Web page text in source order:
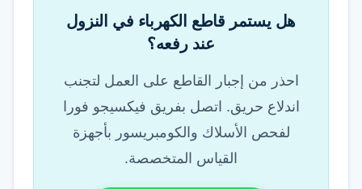
هل يستمر قاطع الكهرباء في النزول
عند رفعه؟
احذر من إجبار القاطع على العمل لتجنب
اندلاع حريق. اتصل بفريق فيكسيجو فورا
لفحص الأسلاك والكومبريسور بأجهزة
القياس المتخصصة.